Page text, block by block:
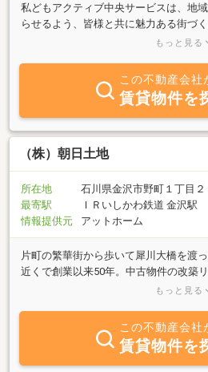
私どもアクティブ中央サービスは、地
らせるよう、皆様と共に魅力ある街づ
く企業です。不動産や資産運用に関す
致しております。ＪＡ金沢中央１００
してお気軽にご利用ください。
もっと見る
この不動産会社
賃貸物件を
（株）朝日土地
所在地
石川県金沢市野町１丁目２
最寄駅
ＩＲいしかわ鉄道 金沢駅
情報提供元
アットホーム
片町の繁華街から歩いて犀川大橋を渡
近くで創業以来50年。中古物件の改築
す。専門スタッフ【宅建士３名、賃貸
※ 中古住宅を大規模改修して販売 ※豊
様に対応させて頂きます。
もっと見る
この不動産会社
賃貸物件を